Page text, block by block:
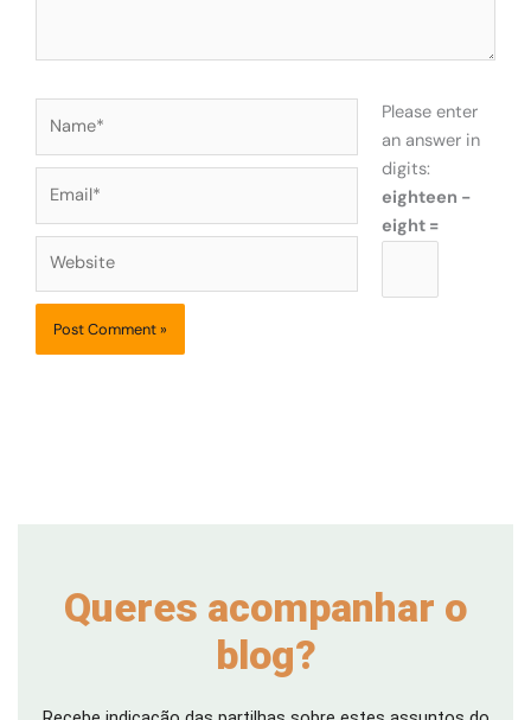
Please enter
an answer in
digits:
eighteen −
eight =
Queres acompanhar o
blog?